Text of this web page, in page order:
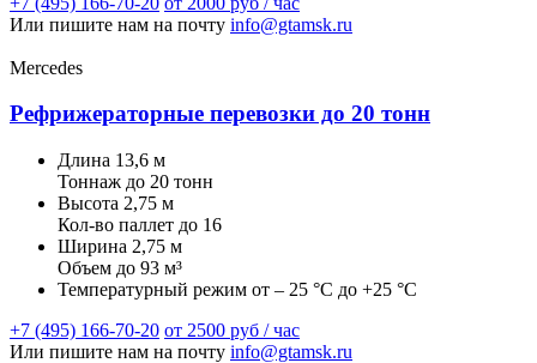
Или пишите нам на почту info@gtamsk.ru
Mercedes
Рефрижераторные перевозки до 20 тонн
Длина 13,6 м
Тоннаж до 20 тонн
Высота 2,75 м
Кол-во паллет до 16
Ширина 2,75 м
Объем до 93 м³
Температурный режим от – 25 °C до +25 °C
+7 (495) 166-70-20 от 2500 руб / час
Или пишите нам на почту info@gtamsk.ru